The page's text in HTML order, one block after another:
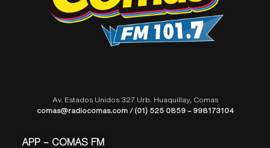
Av. Estados Unidos 327 Urb. Huaquillay, Comas
comas@radiocomas.com / (01) 525 0859 – 998173104
APP – COMAS FM